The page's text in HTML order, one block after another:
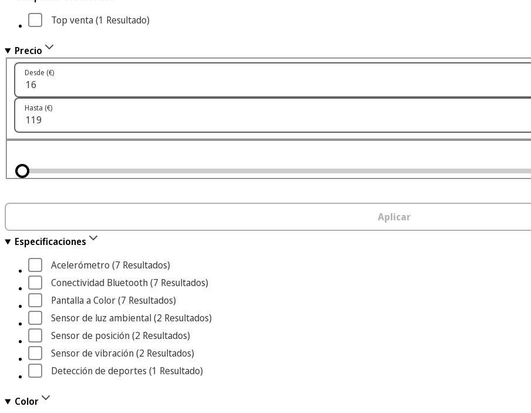
Top venta (1 Resultado)
Precio
Desde (€)
Hasta (€)
Aplicar
Especificaciones
Acelerómetro (7 Resultados)
Conectividad Bluetooth (7 Resultados)
Pantalla a Color (7 Resultados)
Sensor de luz ambiental (2 Resultados)
Sensor de posición (2 Resultados)
Sensor de vibración (2 Resultados)
Detección de deportes (1 Resultado)
Color